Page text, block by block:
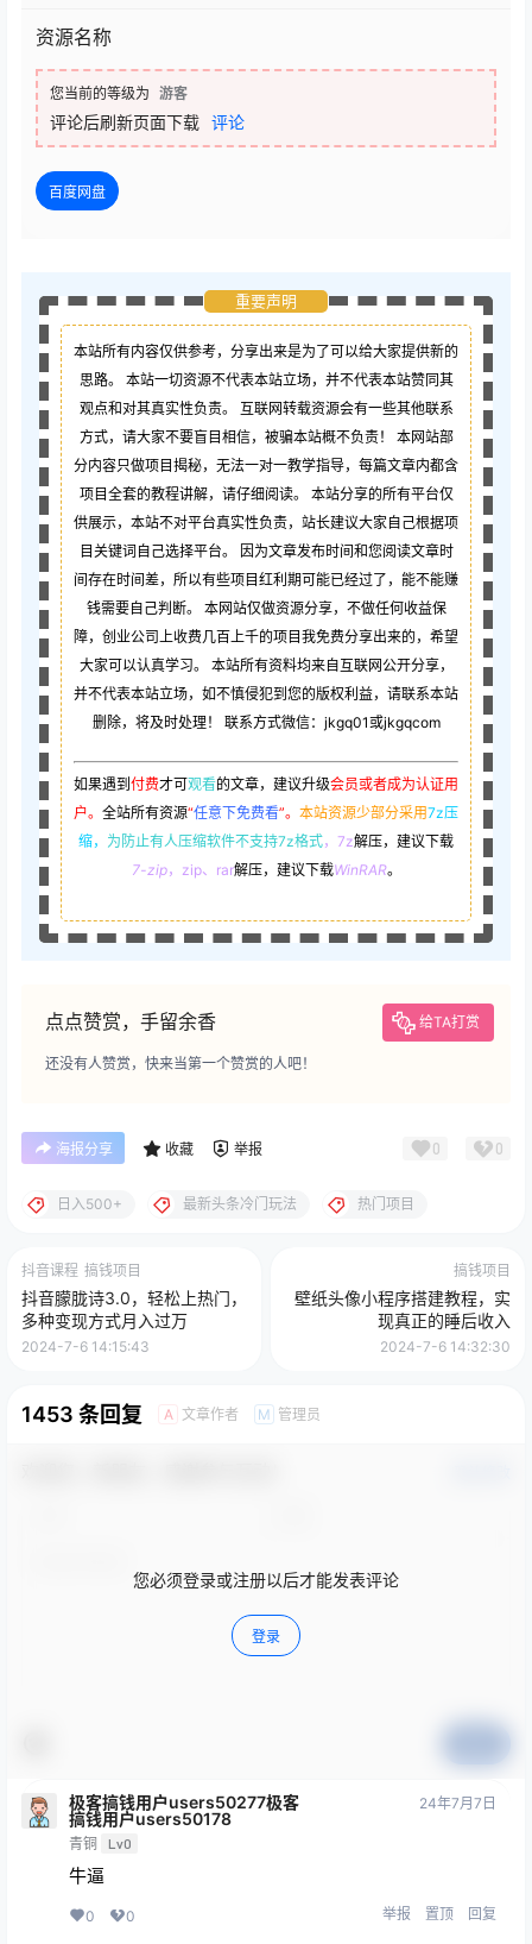
资源名称
您当前的等级为 游客
评论后刷新页面下载 评论
百度网盘
重要声明
本站所有内容仅供参考，分享出来是为了可以给大家提供新的
思路。 本站一切资源不代表本站立场，并不代表本站赞同其
观点和对其真实性负责。 互联网转载资源会有一些其他联系
方式，请大家不要盲目相信，被骗本站概不负责！ 本网站部
分内容只做项目揭秘，无法一对一教学指导，每篇文章内都含
项目全套的教程讲解，请仔细阅读。 本站分享的所有平台仅
供展示，本站不对平台真实性负责，站长建议大家自己根据项
目关键词自己选择平台。 因为文章发布时间和您阅读文章时
间存在时间差，所以有些项目红利期可能已经过了，能不能赚
钱需要自己判断。 本网站仅做资源分享，不做任何收益保
障，创业公司上收费几百上千的项目我免费分享出来的，希望
大家可以认真学习。 本站所有资料均来自互联网公开分享，
并不代表本站立场，如不慎侵犯到您的版权利益，请联系本站
删除，将及时处理！ 联系方式微信：jkgq01或jkgqcom
如果遇到 付费才可观看的文章，建议升级会员或者成为认证用
户。 全站所有资源“任意下免费看”。 本站资源少部分采用7z压
缩， 为防止有人压缩软件不支持7z格式，7z解压，建议下载
7-zip，zip、rar解压，建议下载WinRAR。
点点赞赏，手留余香 给TA打赏
还没有人赞赏，快来当第一个赞赏的人吧！
海报分享 收藏 举报 0 0
日入500+ 最新头条冷门玩法 热门项目
抖音课程 搞钱项目
抖音朦胧诗3.0，轻松上热门，
多种变现方式月入过万
2024-7-6 14:15:43
搞钱项目
壁纸头像小程序搭建教程，实
现真正的睡后收入
2024-7-6 14:32:30
1453 条回复 A 文章作者 M 管理员
您必须登录或注册以后才能发表评论
登录
极客搞钱用户users50277极客
搞钱用户users50178
青铜 Lv0
24年7月7日
牛逼
0 0 举报 置顶 回复